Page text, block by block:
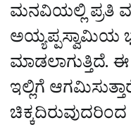
ಮನವಿಯಲ್ಲಿ ಪ್ರತಿ
ಅಯ್ಯಪ್ಪಸ್ವಾಮಿಯ
ಮಾಡಲಾಗುತ್ತಿದೆ. ಈ
ಇಲ್ಲಿಗೆ
ಚಿಕ್ಕದಿರುವುದರಿಂದ